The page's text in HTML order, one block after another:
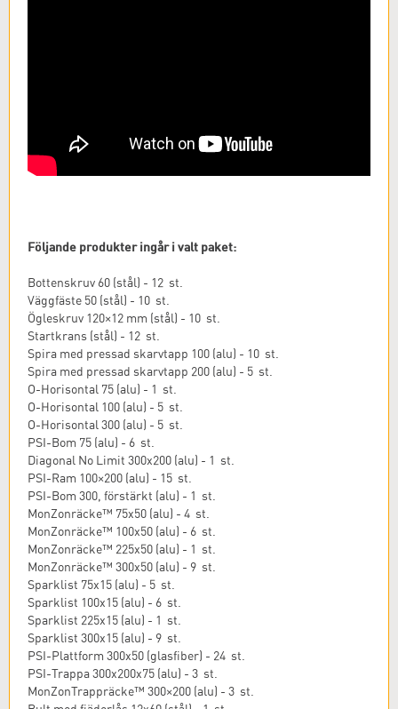
Följande produkter ingår i valt paket:
Bottenskruv 60 (stål) - 12 st.
Väggfäste 50 (stål) - 10 st.
Ögleskruv 120×12 mm (stål) - 10 st.
Startkrans (stål) - 12 st.
Spira med pressad skarvtapp 100 (alu) - 10 st.
Spira med pressad skarvtapp 200 (alu) - 5 st.
O-Horisontal 75 (alu) - 1 st.
O-Horisontal 100 (alu) - 5 st.
O-Horisontal 300 (alu) - 5 st.
PSI-Bom 75 (alu) - 6 st.
Diagonal No Limit 300x200 (alu) - 1 st.
PSI-Ram 100×200 (alu) - 15 st.
PSI-Bom 300, förstärkt (alu) - 1 st.
MonZonräcke™ 75x50 (alu) - 4 st.
MonZonräcke™ 100x50 (alu) - 6 st.
MonZonräcke™ 225x50 (alu) - 1 st.
MonZonräcke™ 300x50 (alu) - 9 st.
Sparklist 75x15 (alu) - 5 st.
Sparklist 100x15 (alu) - 6 st.
Sparklist 225x15 (alu) - 1 st.
Sparklist 300x15 (alu) - 9 st.
PSI-Plattform 300x50 (glasfiber) - 24 st.
PSI-Trappa 300x200x75 (alu) - 3 st.
MonZonTrappräcke™ 300×200 (alu) - 3 st.